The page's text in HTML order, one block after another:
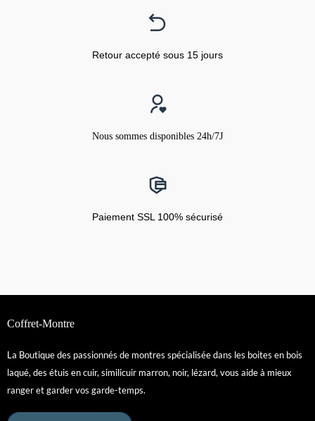
Retour accepté sous 15 jours
Nous sommes disponibles 24h/7J
Paiement SSL 100% sécurisé
Coffret-Montre
La Boutique des passionnés de montres spécialisée dans les boites en bois
laqué, des étuis en cuir, similicuir marron, noir, lézard, vous aide à mieux
ranger et garder vos garde-temps.